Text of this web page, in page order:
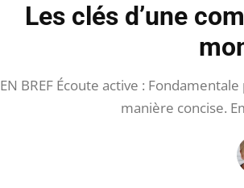
Les clés d’une
EN BREF Écoute active :
manière concise.